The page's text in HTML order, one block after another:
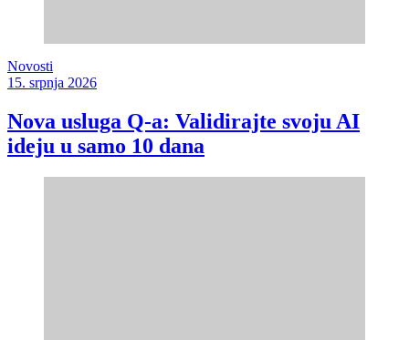
Novosti
15. srpnja 2026
Nova usluga Q-a: Validirajte svoju AI
ideju u samo 10 dana